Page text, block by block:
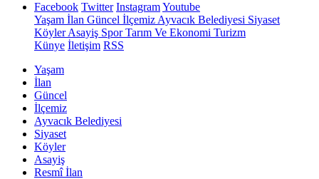
Facebook Twitter InstagramYoutube
Yaşam İlan Güncel İlçemiz Ayvacık Belediyesi Siyaset
KöylerAsayiş SporTarım Ve Ekonomi Turizm
Künye İletişim RSS
Yaşam
İlan
Güncel
İlçemiz
Ayvacık Belediyesi
Siyaset
Köyler
Asayiş
Resmî İlan